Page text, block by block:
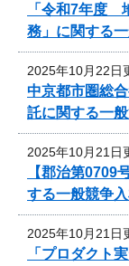
「令和7年度
務」に関する
2025年10月22日
中京都市圏総
託に関する一
2025年10月21日
【郡治第
する一般競争
2025年10月21日
「プロダクト